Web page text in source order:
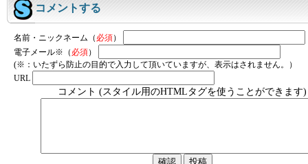
コメントする
名前・ニックネーム（ 必須）
電子メール※（ 必須）
(※：いたずら防止の目的で入力して頂いていますが、表示はされません。）
URL
コメント (スタイル用のHTMLタグを使うことができます)